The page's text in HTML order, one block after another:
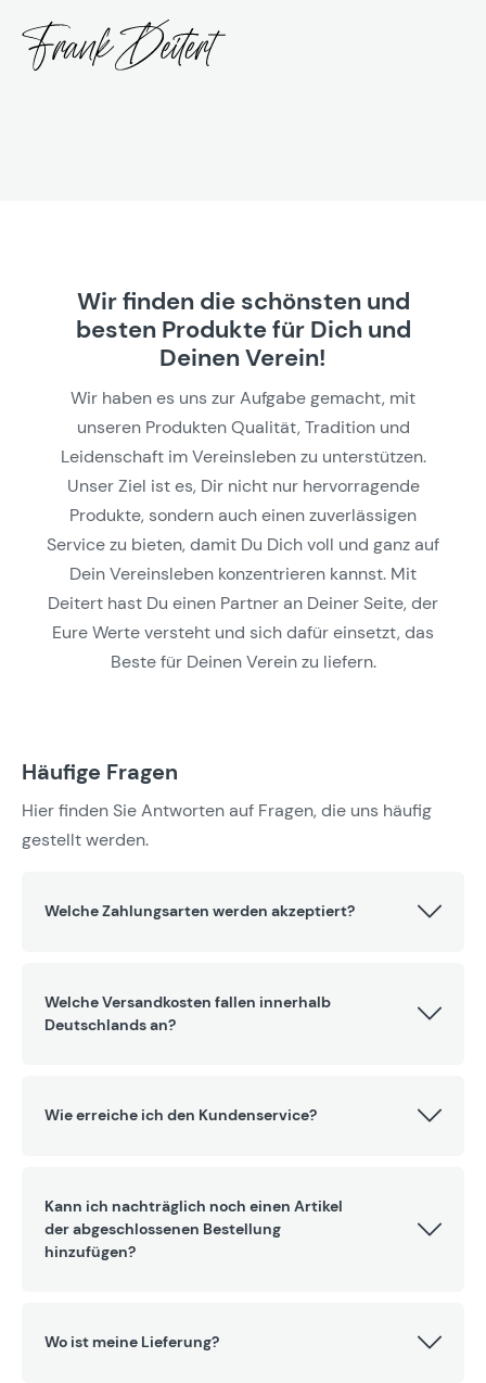
Wir finden die schönsten und
besten Produkte für Dich und
Deinen Verein!
Wir haben es uns zur Aufgabe gemacht, mit
unseren Produkten Qualität, Tradition und
Leidenschaft im Vereinsleben zu unterstützen.
Unser Ziel ist es, Dir nicht nur hervorragende
Produkte, sondern auch einen zuverlässigen
Service zu bieten, damit Du Dich voll und ganz auf
Dein Vereinsleben konzentrieren kannst. Mit
Deitert hast Du einen Partner an Deiner Seite, der
Eure Werte versteht und sich dafür einsetzt, das
Beste für Deinen Verein zu liefern.
Häufige Fragen
Hier finden Sie Antworten auf Fragen, die uns häufig
gestellt werden.
Welche Zahlungsarten werden akzeptiert?
Welche Versandkosten fallen innerhalb
Deutschlands an?
Wie erreiche ich den Kundenservice?
Kann ich nachträglich noch einen Artikel
der abgeschlossenen Bestellung
hinzufügen?
Wo ist meine Lieferung?